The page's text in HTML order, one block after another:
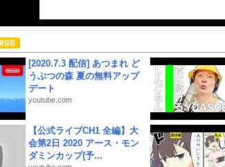
[2020.7.3 配信] あつまれ ど
うぶつの森 夏の無料アップ
デート
youtube.com
【公式ライブCH1 全編】大
会第2日 2020 アース・モン
ダミンカップ(予...